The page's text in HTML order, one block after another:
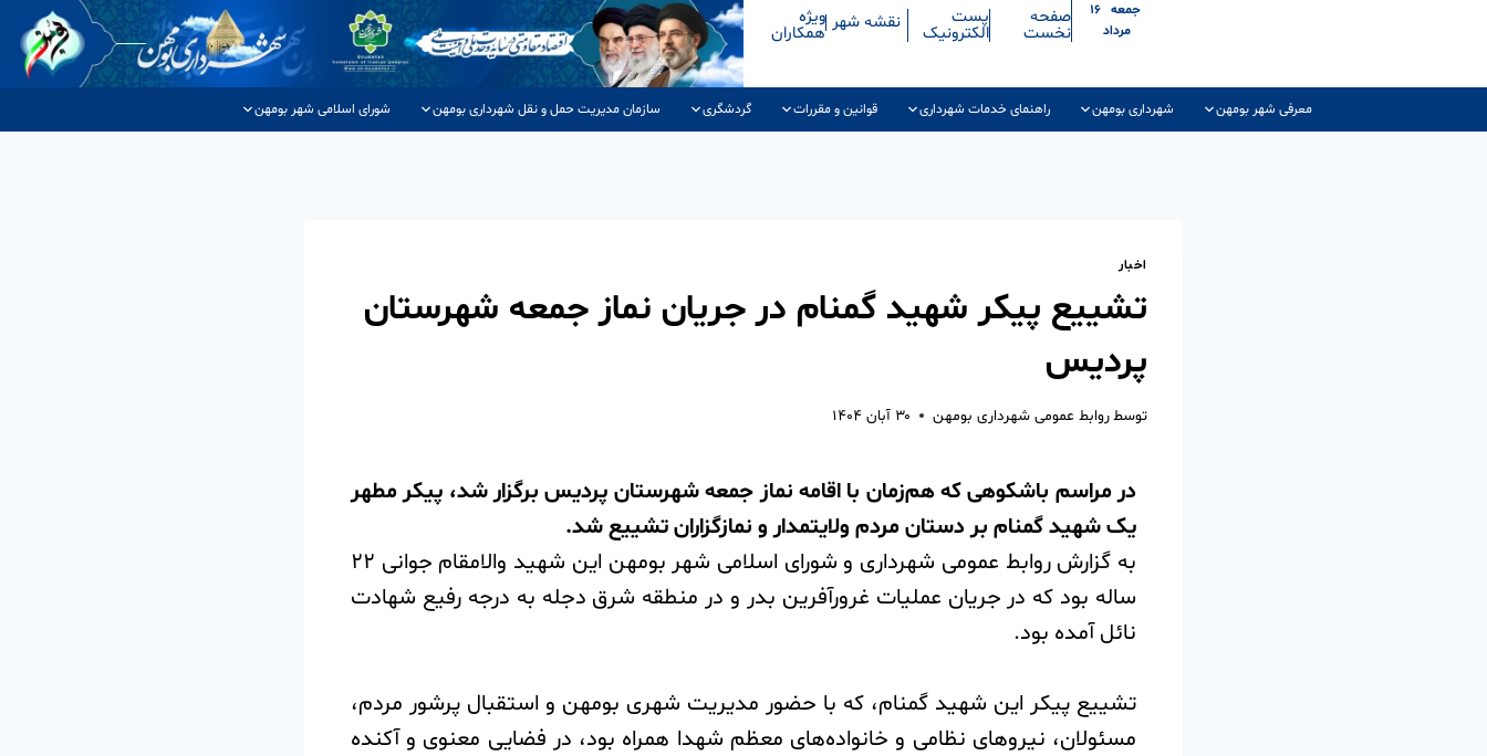
جمعه ۱۶
مرداد
صفحه
نخست
پست
الکترونیک نقشه شهر ویژه
همکاران
معرفی شهر بومهن شهرداری بومهن راهنمای خدمات شهرداری قوانین و مقررات گردشگری سازمان مدیریت حمل و نقل شهرداری بومهن شورای اسلامی شهر بومهن
اخبار
تشییع پیکر شهید گمنام در جریان نماز جمعه شهرستان
پردیس
توسطروابط عمومی شهرداری بومهن ۳۰ آبان ۱۴۰۴
در مراسم باشکوهی که هم‌زمان با اقامه نماز جمعه شهرستان پردیس برگزار شد، پیکر مطهر
یک شهید گمنام بر دستان مردم ولایتمدار و نمازگزاران تشییع شد.
به گزارش روابط عمومی شهرداری و شورای اسلامی شهر بومهن این شهید والامقام جوانی ۲۲
ساله بود که در جریان عملیات غرورآفرین بدر و در منطقه شرق دجله به درجه رفیع شهادت
نائل آمده بود.
تشییع پیکر این شهید گمنام، که با حضور مدیریت شهری بومهن و استقبال پرشور مردم،
مسئولان، نیروهای نظامی و خانواده‌های معظم شهدا همراه بود، در فضایی معنوی و آکنده